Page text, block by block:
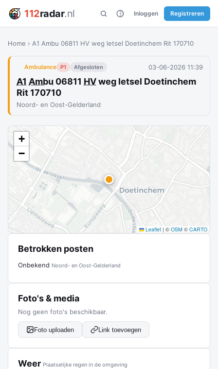
112radar.nl Inloggen Registreren
Home › A1 Ambu 06811 HV weg letsel Doetinchem Rit 170710
Ambulance P1 Afgesloten 03-06-2026 11:39
A1 Ambu 06811 HVweg letsel Doetinchem
Rit 170710
Noord- en Oost-Gelderland
+
−
Leaflet | © OSM © CARTO
Betrokken posten
Onbekend Noord- en Oost-Gelderland
Foto's & media
Nog geen foto's beschikbaar.
Foto uploaden Link toevoegen
Weer Plaatselijke regen in de omgeving